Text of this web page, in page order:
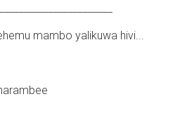
mambo yalikuwa hivi...